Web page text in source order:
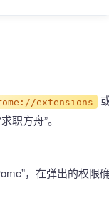
extensions
职方舟”。
，在弹出的权限